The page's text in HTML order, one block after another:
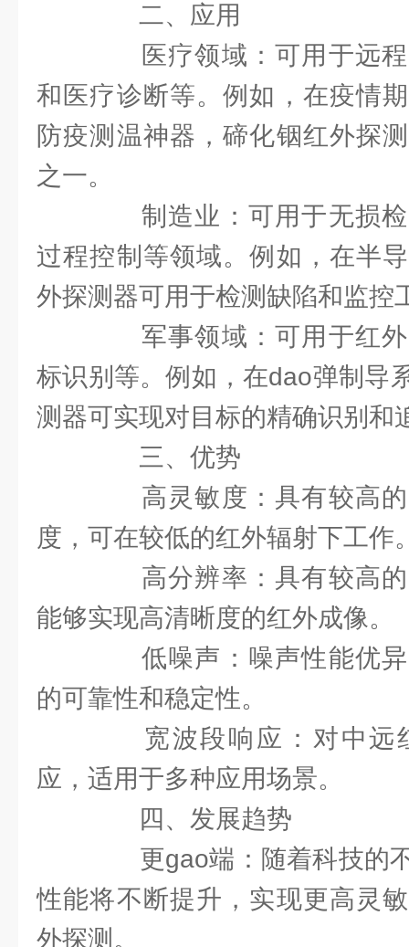
二、应用
医疗领域：可用于远程
和医疗诊断等。例如，在疫情
防疫测温神器，碲化铟红外探
之一。
制造业：可用于无损检
过程控制等领域。例如，在半
外探测器可用于检测缺陷和监控
军事领域：可用于红外
标识别等。例如，在dao弹制导
测器可实现对目标的精确识别和
三、优势
高灵敏度：具有较高的
度，可在较低的红外辐射下工作
高分辨率：具有较高的
能够实现高清晰度的红外成像。
低噪声：噪声性能优异
的可靠性和稳定性。
宽波段响应：对中远
应，适用于多种应用场景。
四、发展趋势
更gao端：随着科技的
性能将不断提升，实现更高灵
外探测。